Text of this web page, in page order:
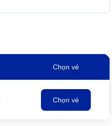
Chọn vé
Chọn vé